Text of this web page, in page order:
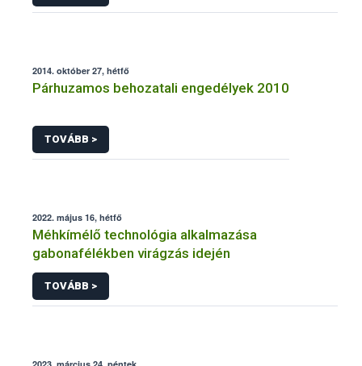
2014. október 27, hétfő
Párhuzamos behozatali engedélyek 2010
TOVÁBB >
2022. május 16, hétfő
Méhkímélő technológia alkalmazása
gabonafélékben virágzás idején
TOVÁBB >